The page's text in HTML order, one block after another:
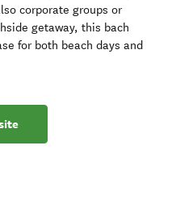
corporate groups or
getaway, this bach
for both beach days and